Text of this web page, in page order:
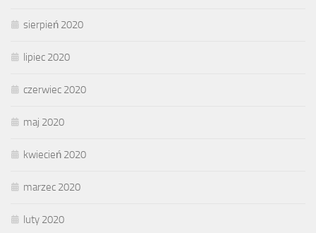
sierpień 2020
lipiec 2020
czerwiec 2020
maj 2020
kwiecień 2020
marzec 2020
luty 2020